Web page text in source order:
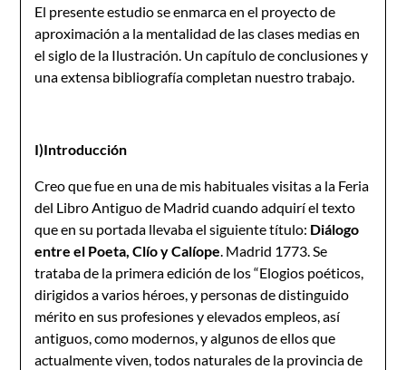
El presente estudio se enmarca en el proyecto de
aproximación a la mentalidad de las clases medias en
el siglo de la Ilustración. Un capítulo de conclusiones y
una extensa bibliografía completan nuestro trabajo.
I)Introducción
Creo que fue en una de mis habituales visitas a la Feria
del Libro Antiguo de Madrid cuando adquirí el texto
que en su portada llevaba el siguiente título: Diálogo
entre el Poeta, Clío y Calíope. Madrid 1773. Se
trataba de la primera edición de los “Elogios poéticos,
dirigidos a varios héroes, y personas de distinguido
mérito en sus profesiones y elevados empleos, así
antiguos, como modernos, y algunos de ellos que
actualmente viven, todos naturales de la provincia de